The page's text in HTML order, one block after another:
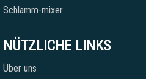
Schlamm-mixer
NÜTZLICHE LINKS
Über uns